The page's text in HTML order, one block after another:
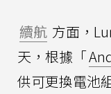
續航 方面，
天，根據「
供可更換電池